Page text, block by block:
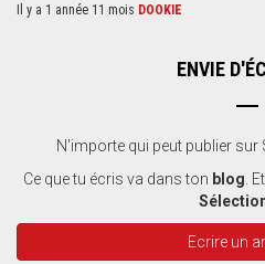
Il y a 1 année 11 mois DOOKIE
ENVIE
N'importe qui peut publier sur
Ce que tu écris va dans ton blog .
Ecrire un